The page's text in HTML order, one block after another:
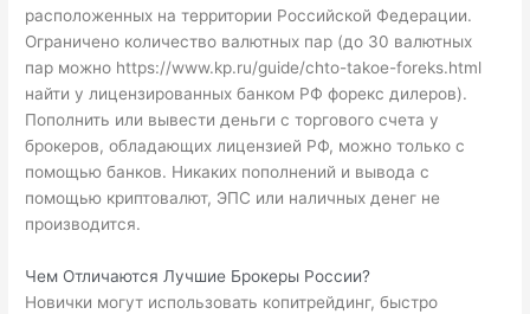
расположенных на территории Российской Федерации.
Ограничено количество валютных пар (до 30 валютных
пар можно https://www.kp.ru/guide/chto-takoe-foreks.html
найти у лицензированных банком РФ форекс дилеров).
Пополнить или вывести деньги с торгового счета у
брокеров, обладающих лицензией РФ, можно только с
помощью банков. Никаких пополнений и вывода с
помощью криптовалют, ЭПС или наличных денег не
производится.
Чем Отличаются Лучшие Брокеры России?
Новички могут использовать копитрейдинг, быстро